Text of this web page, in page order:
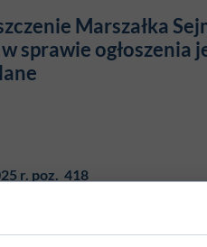
Marszałka
sprawie
r. poz. 418
w życie: